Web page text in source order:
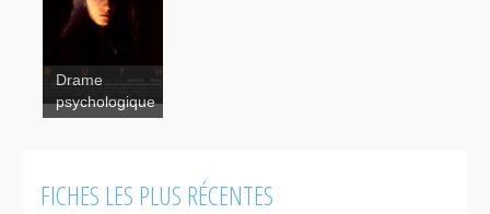
Drame
psychologique
FICHES LES PLUS RÉCENTES